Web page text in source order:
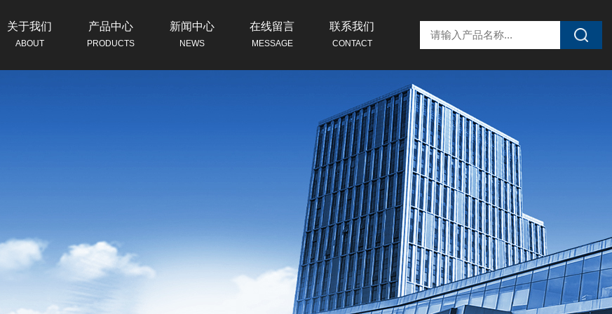
关于我们
ABOUT
产品中心
PRODUCTS
新闻中心
NEWS
在线留言
MESSAGE
联系我们
CONTACT